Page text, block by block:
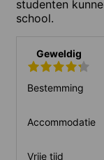
studenten
school.
Geweldig
Bestemming
Accommodatie
Vrije tijd